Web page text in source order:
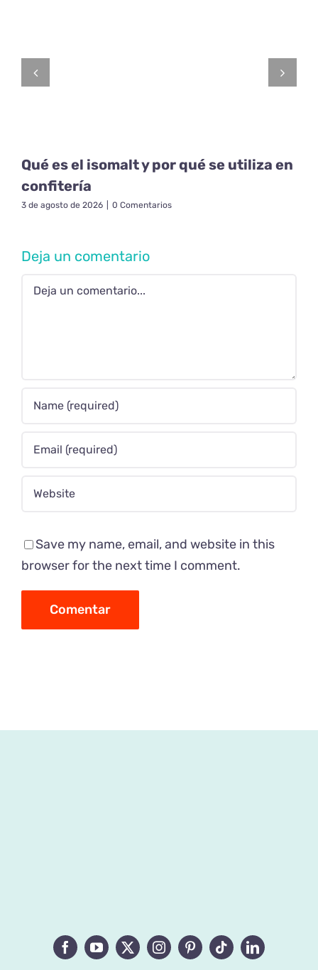
Qué es el isomalt y por qué se utiliza en
confitería
3 de agosto de 2026 0 Comentarios
Deja un comentario
Comment
Save my name, email, and website in this
browser for the next time I comment.